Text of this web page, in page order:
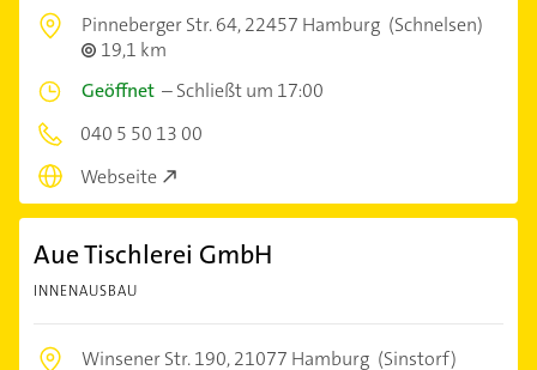
Pinneberger Str. 64,22457 Hamburg (Schnelsen)
19,1 km
Geöffnet –Schließt um 17:00
040 5 50 13 00
Webseite
Aue Tischlerei GmbH
INNENAUSBAU
Winsener Str. 190,21077 Hamburg (Sinstorf)